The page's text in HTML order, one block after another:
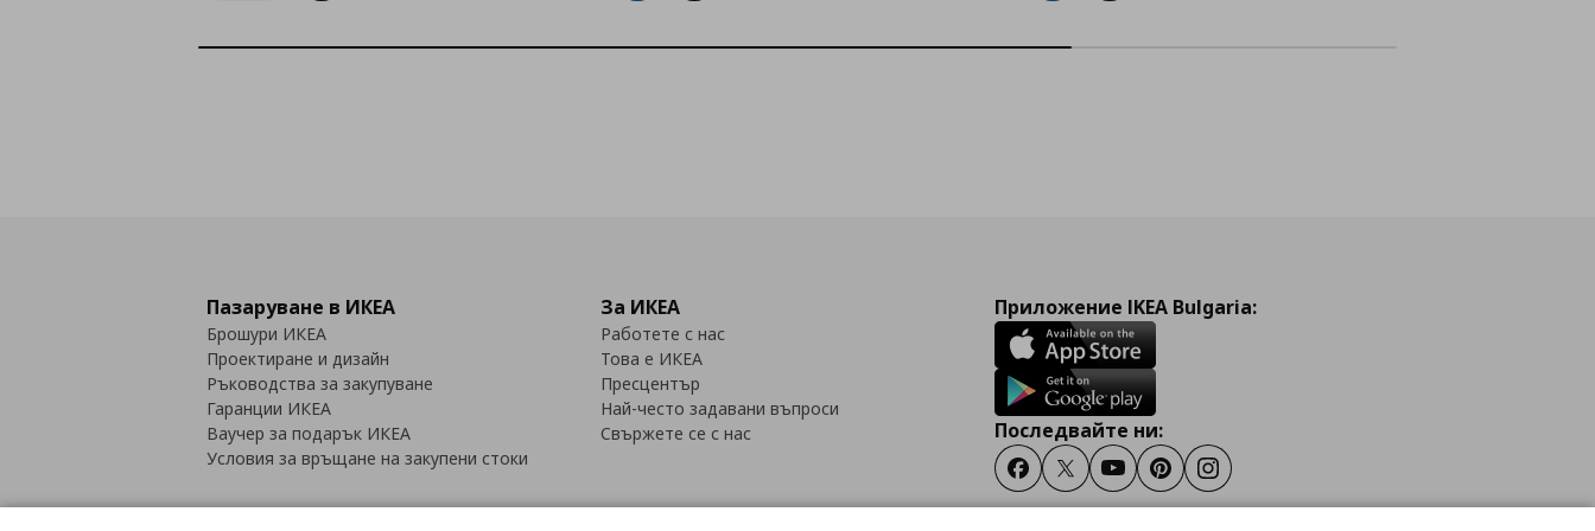
Пазаруване в ИКЕА
Брошури ИКЕА
Проектиране и дизайн
Ръководства за закупуване
Гаранции ИКЕА
Ваучер за подарък ИКЕА
Условия за връщане на закупени стоки
За ИКЕА
Работете с нас
Това е ИКЕА
Пресцентър
Най-често задавани въпроси
Свържете се с нас
Приложение IKEA Bulgaria:
Последвайте ни:
FacebookTwitterYoutubePinterestInstagram